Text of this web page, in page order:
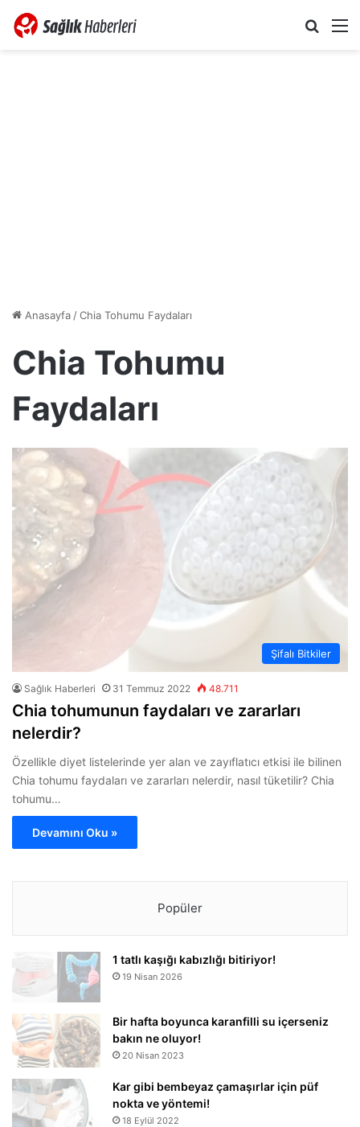
Anasayfa/Chia Tohumu Faydaları
Chia Tohumu
Faydaları
Şifalı Bitkiler
Sağlık Haberleri 31 Temmuz 2022 48.711
Chia tohumunun faydaları ve zararları
nelerdir?
Özellikle diyet listelerinde yer alan ve zayıflatıcı etkisi ile bilinen
Chia tohumu faydaları ve zararları nelerdir, nasıl tüketilir? Chia
tohumu…
Devamını Oku »
Popüler
1 tatlı kaşığı kabızlığı bitiriyor!
19 Nisan 2026
Bir hafta boyunca karanfilli su içerseniz
bakın ne oluyor!
20 Nisan 2023
Kar gibi bembeyaz çamaşırlar için püf
nokta ve yöntemi!
18 Eylül 2022